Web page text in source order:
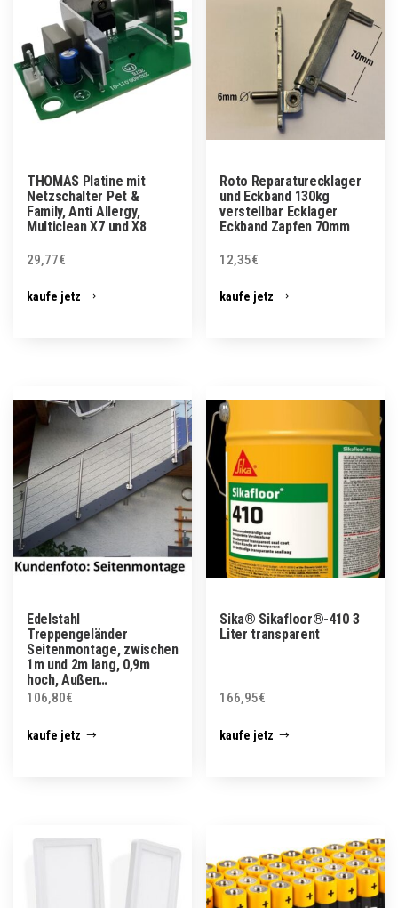
THOMAS Platine mit
Netzschalter Pet &
Family, Anti Allergy,
Multiclean X7 und X8
29,77€
kaufe jetz
Roto Reparaturecklager
und Eckband 130kg
verstellbar Ecklager
Eckband Zapfen 70mm
12,35€
kaufe jetz
Edelstahl
Treppengeländer
Seitenmontage, zwischen
1m und 2m lang, 0,9m
hoch, Außen…
106,80€
kaufe jetz
Sika® Sikafloor®-410 3
Liter transparent
166,95€
kaufe jetz